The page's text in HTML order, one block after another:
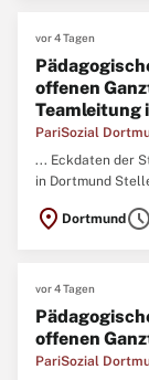
vor 4 Tagen
offenen
Teamleitung
PariSozial
... Eckdaten der
in Dortmund
Befristung:
Tage/Jahr (bei 5-
location_on Dortmund schedule
vor 4 Tagen
offenen
PariSozial